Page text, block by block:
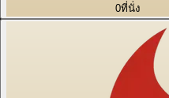
0ที่นั่ง